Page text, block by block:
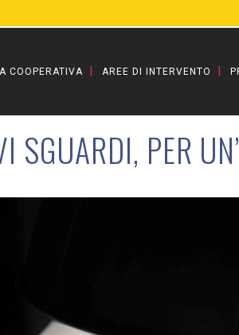
COOPERATIVA AREE DI INTERVENTO
SGUARDI, PER